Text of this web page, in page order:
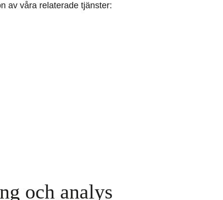
av våra relaterade tjänster:
och analys